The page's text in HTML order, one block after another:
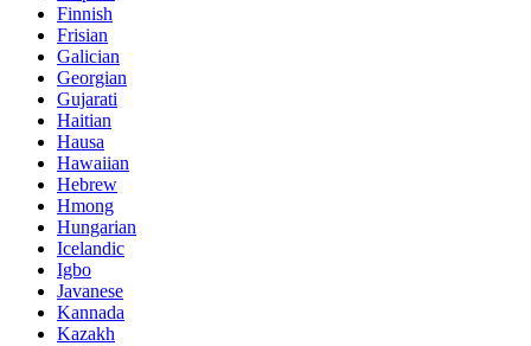
Finnish
Frisian
Galician
Georgian
Gujarati
Haitian
Hausa
Hawaiian
Hebrew
Hmong
Hungarian
Icelandic
Igbo
Javanese
Kannada
Kazakh